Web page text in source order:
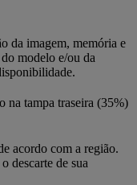
da imagem, memória e
modelo e/ou da
na tampa traseira (35%)
acordo com a região.
descarte de sua